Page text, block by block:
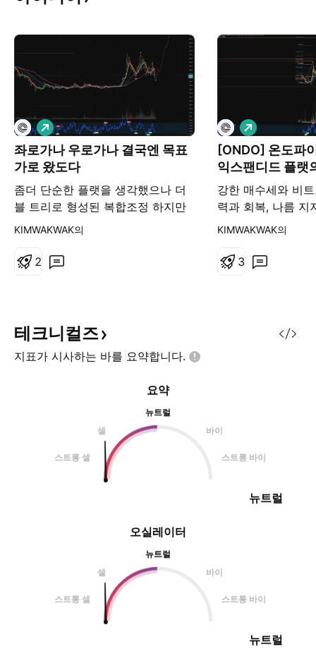
좌로가나 우로가나 결국엔 목표
가로 왔도다
좀더 단순한 플랫을 생각했으나 더
블 트리로 형성된 복합조정 하지만
어찌됐건 목표가는 도착했고 포모를
료... 이제는 가야할때 위로 가자
롱
KIMWAKWAK의
2
[ONDO] 온도파
익스팬디드 플랫
가...?
강한 매수세와 비
력과 회복, 나름 지
서 전형적인 임펄
없다 치더라도 비
해소(클래러티 법
서 미달로 끝나는
롱
KIMWAKWAK의
3
테크니컬즈
지표가 시사하는 바를 요약합니다.
오실레이터
뉴트럴
셀
바이
스트롱 셀 스트롱 바이
뉴트럴
요약
뉴트럴
셀
바이
스트롱 셀 스트롱 바이
뉴트럴